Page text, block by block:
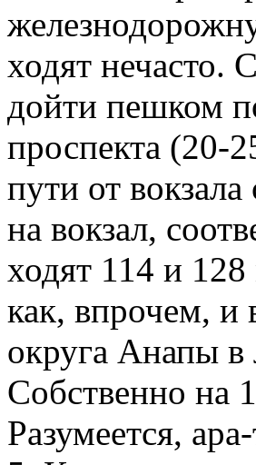
ходят нечасто.
дойти пешком
проспекта (20-
пути от
на вокзал,
ходят 114 и
как, впрочем, и
округа Анапы в
Собственно на
Разумеется,